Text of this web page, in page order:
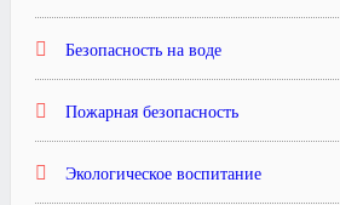
Безопасность на воде
Пожарная безопасность
Экологическое воспитание